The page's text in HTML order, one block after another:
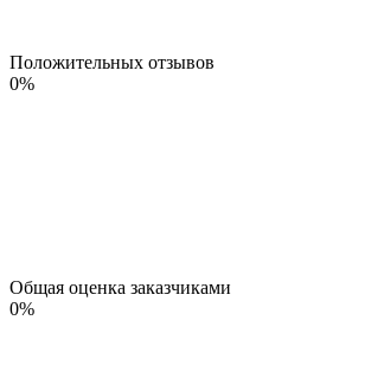
Положительных отзывов
0%
Общая оценка заказчиками
0%